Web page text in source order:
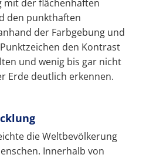
mit der flächenhaften
den punkthaften
der Farbgebung und
den Kontrast
und wenig bis gar nicht
Erde deutlich erkennen.
die Weltbevölkerung
Innerhalb von